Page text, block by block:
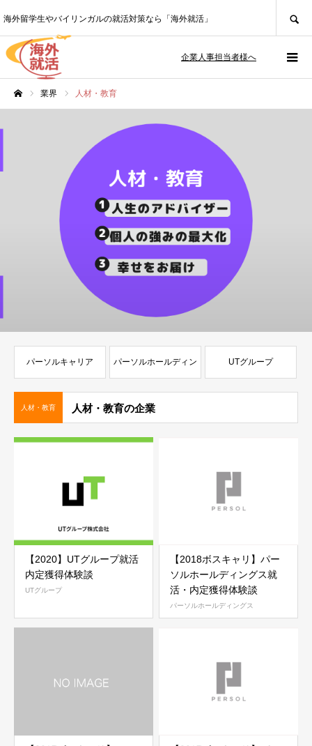
海外留学生やバイリンガルの就活対策なら「海外就活」
企業人事担当者様へ
業界 人材・教育
パーソルキャリア パーソルホールディン
グス
UTグループ
人材・教育 人材・教育の企業
【2020】UTグループ就活
内定獲得体験談
UTグループ
【2018ボスキャリ】パー
ソルホールディングス就
活・内定獲得体験談
パーソルホールディングス